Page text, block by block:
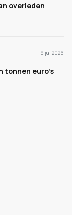
overleden
9 jul 2026
tonnen euro's